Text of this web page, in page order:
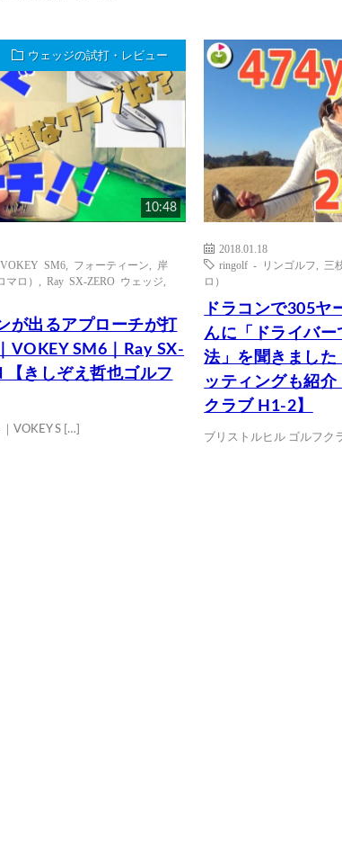
ウェッジの試打・レビュー
10:48
VOKEY SM6 フォーティーン
岸
マロ） Ray SX-ZERO ウェッジ
が出るアプローチが打
VOKEY SM6｜Ray SX-
【きしぞえ哲也ゴルフ
VOKEY S […]
2018.01.18
ringolf - リンゴルフ
三
ロ）
ドラコンで305ヤ
んに「ドライバ
法」を聞きました
ッティングも紹
クラブ H1-2】
ブリストルヒル ゴルフク